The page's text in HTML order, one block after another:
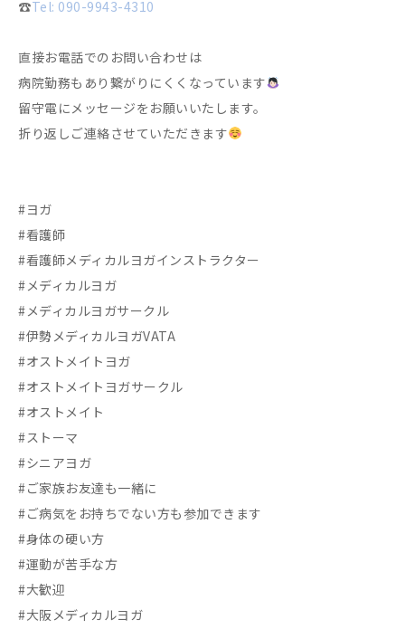
☎︎Tel: 090-9943-4310
直接お電話でのお問い合わせは
病院勤務もあり繋がりにくくなっています
留守電にメッセージをお願いいたします。
折り返しご連絡させていただきます
#ヨガ
#看護師
#看護師メディカルヨガインストラクター
#メディカルヨガ
#メディカルヨガサークル
#伊勢メディカルヨガVATA
#オストメイトヨガ
#オストメイトヨガサークル
#オストメイト
#ストーマ
#シニアヨガ
#ご家族お友達も一緒に
#ご病気をお持ちでない方も参加できます
#身体の硬い方
#運動が苦手な方
#大歓迎
#大阪メディカルヨガ